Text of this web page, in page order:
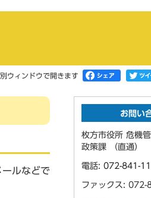
ウィンドウで開きます
ールなどで
お問い
枚方市役所 危機
政策課 （直通）
電話: 072-841-
ファックス: 072-